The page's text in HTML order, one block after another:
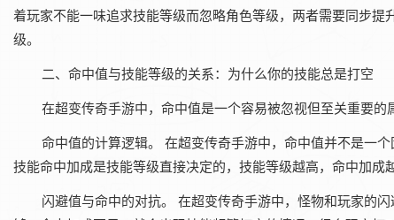
着玩家不能一味追求技能等级而忽略角色等级，两者需要同步
级。
二、命中值与技能等级的关系：为什么你的技能总是打空
在‌超变传奇手游‌中，命中值是一个容易被忽视但至关重要的
命中值的计算逻辑。‌ 在‌超变传奇手游‌中，命中值并不是一
技能命中加成是技能等级直接决定的，技能等级越高，命中加成
闪避值与命中的对抗。‌ 在‌超变传奇手游‌中，怪物和玩家的